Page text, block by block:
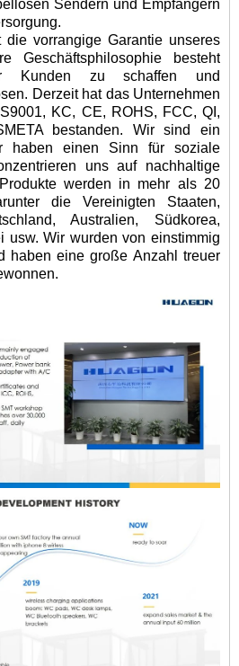
Sendern und Empfängern
die vorrangige Garantie unseres
Geschäftsphilosophie besteht
Kunden zu schaffen und
Derzeit hat das Unternehmen
KC, CE, ROHS, FCC, QI,
bestanden. Wir sind ein
haben einen Sinn für soziale
uns auf nachhaltige
werden in mehr als 20
die Vereinigten Staaten,
Australien, Südkorea,
usw. Wir wurden von einstimmig
haben eine große Anzahl treuer